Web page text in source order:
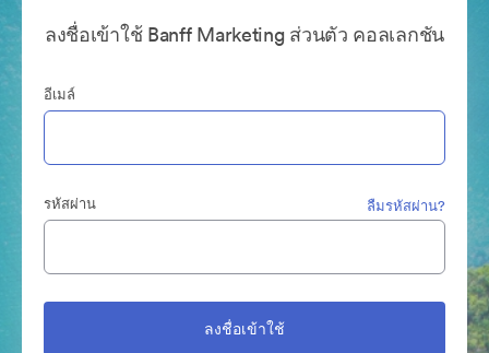
ลงชื่อเข้าใช้ Banff Marketing ส่วนตัว คอลเลกชัน
อีเมล์
รหัสผ่าน ลืมรหัสผ่าน?